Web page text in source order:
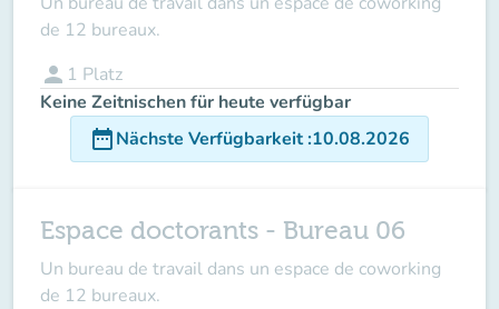
de 12 bureaux.
person 1 Platz
Keine Zeitnischen für heute verfügbar
date_rangeNächste Verfügbarkeit:10.08.2026
Espace doctorants - Bureau 06
Un bureau de travail dans un espace de coworking
de 12 bureaux.